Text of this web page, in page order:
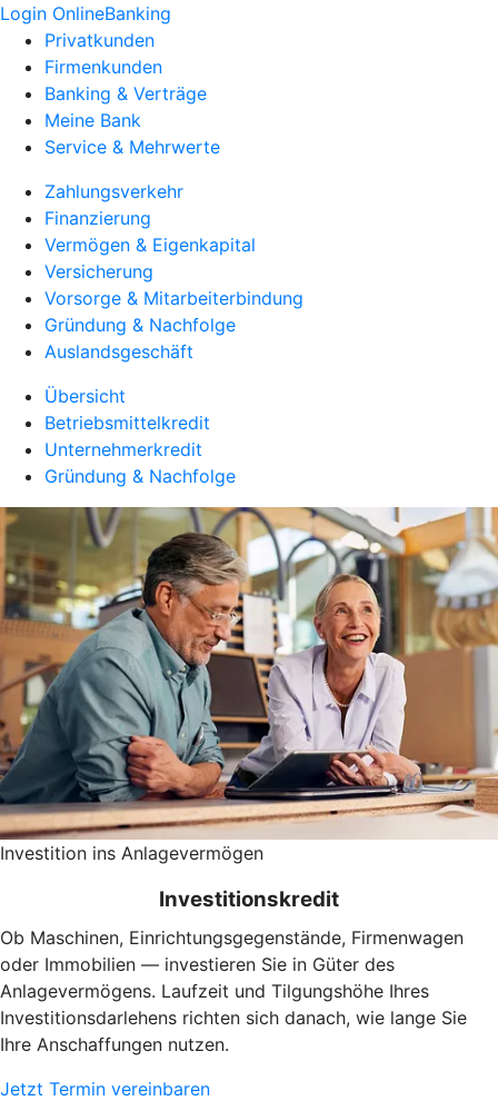
Login OnlineBanking
Privatkunden
Firmenkunden
Banking & Verträge
Meine Bank
Service & Mehrwerte
Zahlungsverkehr
Finanzierung
Vermögen & Eigenkapital
Versicherung
Vorsorge & Mitarbeiterbindung
Gründung & Nachfolge
Auslandsgeschäft
Übersicht
Betriebsmittelkredit
Unternehmerkredit
Gründung & Nachfolge
Investition ins Anlagevermögen
Investitionskredit
Ob Maschinen, Einrichtungsgegenstände, Firmenwagen
oder Immobilien — investieren Sie in Güter des
Anlagevermögens. Laufzeit und Tilgungshöhe Ihres
Investitionsdarlehens richten sich danach, wie lange Sie
Ihre Anschaffungen nutzen.
Jetzt Termin vereinbaren